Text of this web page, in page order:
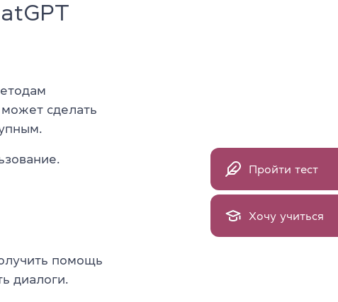
сделать
помощь
диалоги.
Пройти тест
Хочу учиться